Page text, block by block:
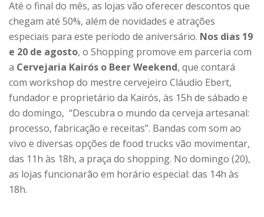
Até o final do mês, as lojas vão oferecer descontos que
chegam até 50%, além de novidades e atrações
especiais para este período de aniversário. Nos dias 19
e 20 de agosto, o Shopping promove em parceria com
a Cervejaria Kairós o Beer Weekend, que contará
com workshop do mestre cervejeiro Cláudio Ebert,
fundador e proprietário da Kairós, às 15h de sábado e
do domingo, “Descubra o mundo da cerveja artesanal:
processo, fabricação e receitas”. Bandas com som ao
vivo e diversas opções de food trucks vão movimentar,
das 11h às 18h, a praça do shopping. No domingo (20),
as lojas funcionarão em horário especial: das 14h às
18h.